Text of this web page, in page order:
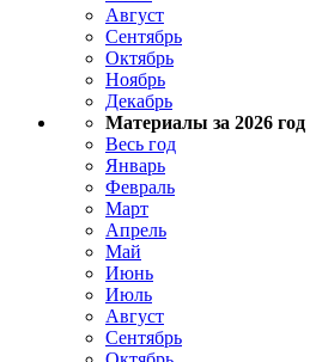
Август
Сентябрь
Октябрь
Ноябрь
Декабрь
Материалы за 2026 год
Весь год
Январь
Февраль
Март
Апрель
Май
Июнь
Июль
Август
Сентябрь